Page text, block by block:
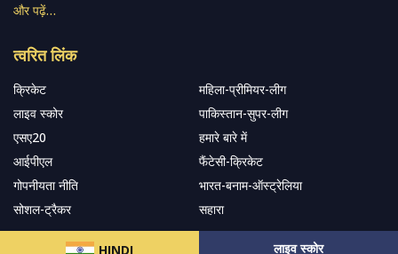
HINDI लाइव स्कोर
और पढ़ें…
त्वरित लिंक
क्रिकेट
महिला-प्रीमियर-लीग
लाइव स्कोर
पाकिस्तान-सुपर-लीग
एसए20
हमारे बारे में
आईपीएल
फैंटेसी-क्रिकेट
गोपनीयता नीति
भारत-बनाम-ऑस्ट्रेलिया
सोशल-ट्रैकर
सहारा